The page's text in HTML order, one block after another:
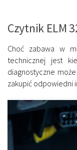
Czytnik ELM
Choć zabawa w
technicznej jest
diagnostyczne
zakupić odpowiedni